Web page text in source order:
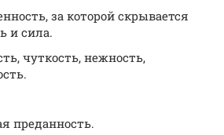
за которой скрывается
и сила.
чуткость, нежность,
преданность.